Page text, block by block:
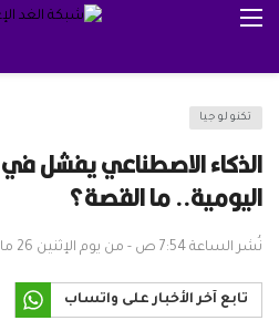
تكنولوجيا
الذكاء الاصطناعي يفشل في
اليومية.. ما القصة؟
نُشر الساعة 7:54 ص - من يوم الإثنين 26 مايو / أيار 2025
تابع آخر الأخبار على واتساب